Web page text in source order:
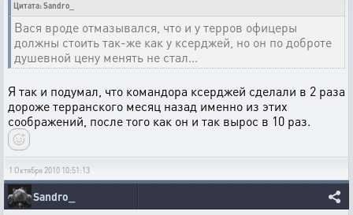
Цитата: Sandro_
Вася вроде отмазывался, что и у терров офицеры
должны стоить так-же как у ксерджей, но он по доброте
душевной цену менять не стал...
Я так и подумал, что командора ксерджей сделали в 2 раза
дороже терранского месяц назад именно из этих
соображений, после того как он и так вырос в 10 раз.
1 Октября 2010 10:51:13
Sandro_